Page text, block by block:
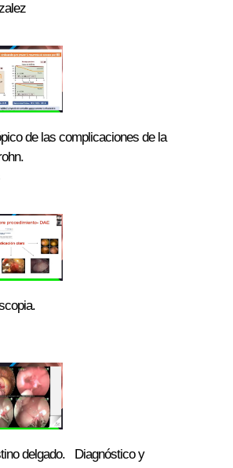
de las complicaciones de la
delgado. Diagnóstico y